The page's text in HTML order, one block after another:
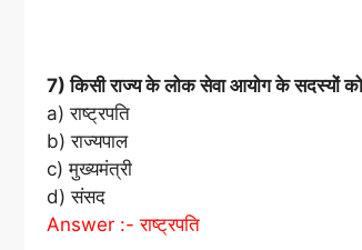
7) किसी राज्य के लोक सेवा आयोग के सदस्यों
a) राष्ट्रपति
b) राज्यपाल
c) मुख्यमंत्री
d) संसद
Answer :- राष्ट्रपति